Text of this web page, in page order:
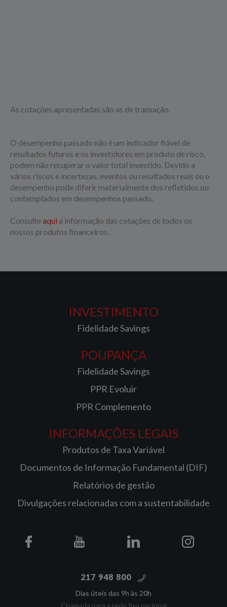
As cotações apresentadas são as de transação.
O desempenho passado não é um indicador fiável de
resultados futuros e os investidores em produto de risco,
podem não recuperar o valor total investido. Devido a
vários riscos e incertezas, eventos ou resultados reais ou o
desempenho pode diferir materialmente dos refletidos ou
contemplados em desempenhos passado.
Consulteaqui a informação das cotações de todos os
nossos produtos financeiros.
INVESTIMENTO
Fidelidade Savings
POUPANÇA
Fidelidade Savings
PPR Evoluir
PPR Complemento
INFORMAÇÕES LEGAIS
Produtos de Taxa Variável
Documentos de Informação Fundamental (DIF)
Relatórios de gestão
Divulgações relacionadas com a sustentabilidade
217 948 800
Dias úteis das 9h às 20h
Chamada para a rede fixa nacional